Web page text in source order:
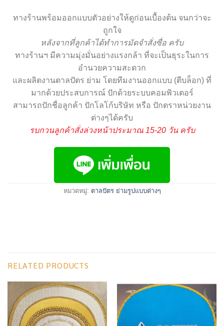
ทางร้านพร้อมออกแบบตัวอย่างให้ดูก่อนเบื้องต้น จนกว่าจะ
ถูกใจ
หลังจากที่ลูกค้าได้ทำการมัดจำสั่งซื่อ ครับ
ทางร้านฯ มีความมุ่งมั่นอย่างแรงกล้า ที่จะเป็นธุระในการ
อำนวยความสะดวก
และผลิตงานตาลปัตร ย่าม โดยทีมงานออกแบบ (ตีบล็อก) ที่
มากด้วยประสบการณ์ ปักด้วยระบบคอมพิวเตอร์
สามารถปักชื่อลูกค้า ปักโลโก้บริษัท หรือ ปักตราหน่วยงาน
ต่างๆได้ครับ
รบกวนลูกค้าสั่งล่วงหน้าประมาณ 15-20 วัน ครับ
หมวดหมู่: ตาลปัตร ย่ามรูปแบบต่างๆ
RELATED PRODUCTS